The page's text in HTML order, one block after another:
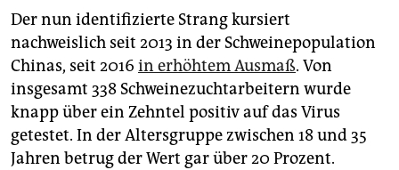
Der nun identifizierte Strang kursiert
nachweislich seit 2013 in der Schweinepopulation
Chinas, seit 2016 in erhöhtem Ausmaß. Von
insgesamt 338 Schweinezuchtarbeitern wurde
knapp über ein Zehntel positiv auf das Virus
getestet. In der Altersgruppe zwischen 18 und 35
Jahren betrug der Wert gar über 20 Prozent.